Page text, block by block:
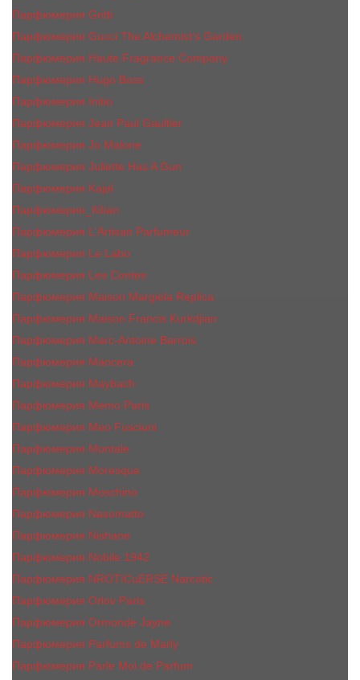
Парфюмерия Gritti
Парфюмерия Gucci The Alchemist’s Garden.
Парфюмерия Haute Fragrance Company
Парфюмерия Hugo Boss
Парфюмерия Initio
Парфюмерия Jean Paul Gaultier
Парфюмерия Jо Malоnе
Парфюмерия Juliette Has A Gun
Парфюмерия Kajal
Парфюмерия_КiIiаn
Парфюмерия L'Artisan Parfumeur
Парфюмерия Le Labo
Парфюмерия Les Contes
Парфюмерия Maison Margiela Replica
Парфюмерия Maison Francis Kurkdjian
Парфюмерия Marc-Antoine Barrois
Парфюмерия Mancera
Парфюмерия Maybach
Парфюмерия Memo Paris
Парфюмерия Meo Fusciuni
Парфюмерия Montale
Парфюмерия Moresque
Парфюмерия Moschino
Парфюмерия Nasomatto
Парфюмерия Nishane
Парфюмерия Nobile 1942
Парфюмерия NROTICuERSE Narcotic
Парфюмерия Orlov Paris
Парфюмерия Ormonde Jayne
Парфюмерия Parfums de Marly
Парфюмерия Parle Moi de Parfum